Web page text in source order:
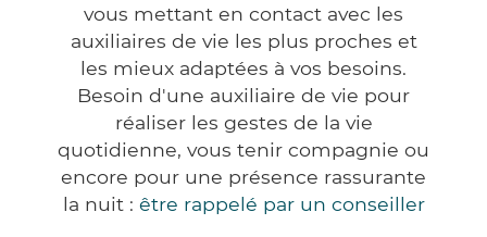
vous mettant en contact avec les
auxiliaires de vie les plus proches et
les mieux adaptées à vos besoins.
Besoin d'une auxiliaire de vie pour
réaliser les gestes de la vie
quotidienne, vous tenir compagnie ou
encore pour une présence rassurante
la nuit : être rappelé par un conseiller